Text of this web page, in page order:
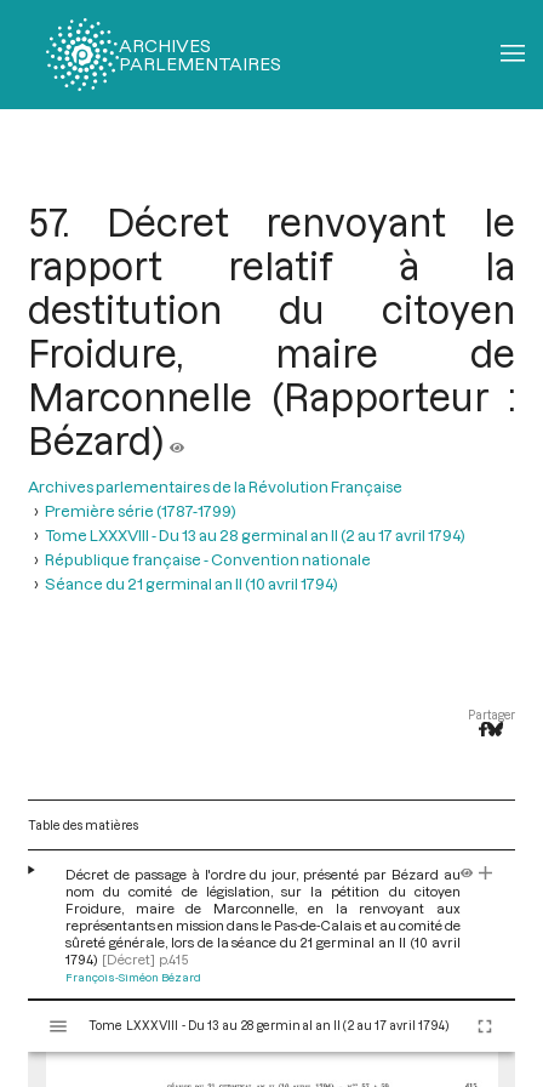
ARCHIVES
PARLEMENTAIRES
57. Décret renvoyant le
rapport relatif à la
destitution du citoyen
Froidure, maire de
Marconnelle (Rapporteur :
Bézard)
Archives parlementaires de la Révolution Française
Première série (1787-1799)
Tome LXXXVIII - Du 13 au 28 germinal an II (2 au 17 avril 1794)
République française - Convention nationale
Séance du 21 germinal an II (10 avril 1794)
Partager
Table des matières
Décret de passage à l'ordre du jour, présenté par Bézard au
nom du comité de législation, sur la pétition du citoyen
Froidure, maire de Marconnelle, en la renvoyant aux
représentants en mission dans le Pas-de-Calais et au comité de
sûreté générale, lors de la séance du 21 germinal an II (10 avril
1794) [Décret] p.415
François-Siméon Bézard
s
Tome LXXXVIII - Du 13 au 28 germinal an II (2 au 17 avril 1794)